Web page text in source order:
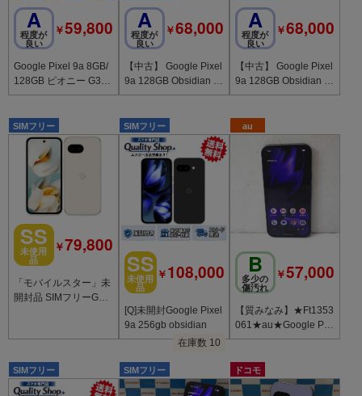
A
程度が
良い
￥59,800
Google Pixel 9a 8GB/
128GB ピオニー G3Y
12 docomo版SIMフリ
A
程度が
良い
￥68,000
【中古】 Google Pixel
9a 128GB Obsidian g
p9a1fbk8mtm
A
程度が
良い
￥68,000
【中古】 Google Pixel
9a 128GB Obsidian g
p9a1sbk8mtm
SIMフリー
SS
未使用
品
￥79,800
「モバイルスター」未
開封品 SIMフリーGoo
在庫数 10
SIMフリー
SS
未使用
品
￥108,000
[Q]未開封Google Pixel
9a 256gb obsidian
au
B
多少の
傷汚れ
￥57,000
【質みなみ】★Ft1353
061★au★Google Pix
el 9a 128GB★中古
SIMフリー SIMフリー ドコモ